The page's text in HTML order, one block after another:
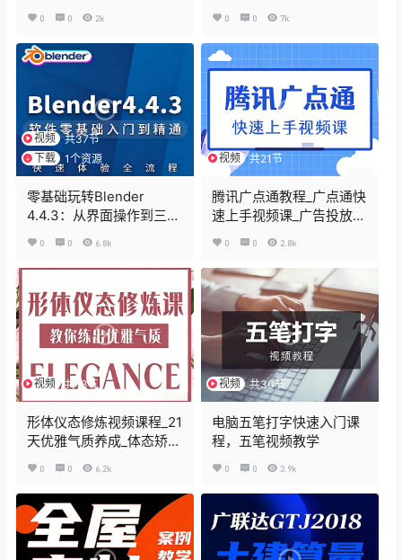
0 0 2k 0 0 7k
视频
共37节
下载
1个资源
零基础玩转Blender
4.4.3：从界面操作到三维
渲染，开启你的3D创作无
0 0 6.8k
视频 共21节
腾讯广点通教程_广点通快
速上手视频课_广告投放自
学实战指南
0 0 2.8k
视频 共18节
形体仪态修炼视频课程_21
天优雅气质养成_体态矫正
0 0 6.2k
视频 共30节
电脑五笔打字快速入门课
程，五笔视频教学
0 0 3.9k